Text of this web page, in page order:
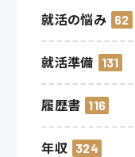
就活の悩み 62
就活準備 131
履歴書 116
年収 324